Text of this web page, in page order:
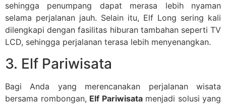
sehingga penumpang dapat merasa lebih nyaman
selama perjalanan jauh. Selain itu, Elf Long sering kali
dilengkapi dengan fasilitas hiburan tambahan seperti TV
LCD, sehingga perjalanan terasa lebih menyenangkan.
3. Elf Pariwisata
Bagi Anda yang merencanakan perjalanan wisata
bersama rombongan, Elf Pariwisatamenjadi solusi yang